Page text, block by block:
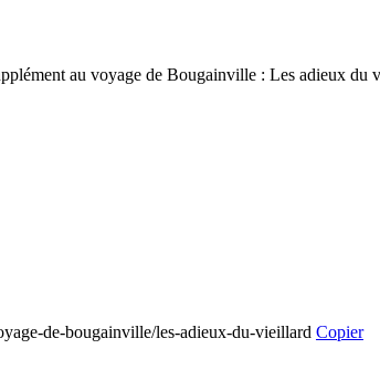
au voyage de Bougainville : Les adieux du
de-bougainville/les-adieux-du-vieillard Copier